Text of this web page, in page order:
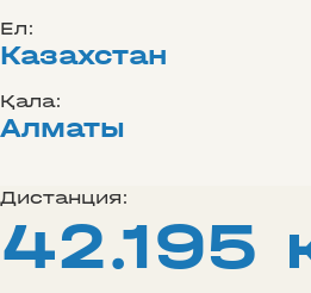
Ел:
Казахстан
Қала:
Алматы
Дистанция:
42.195